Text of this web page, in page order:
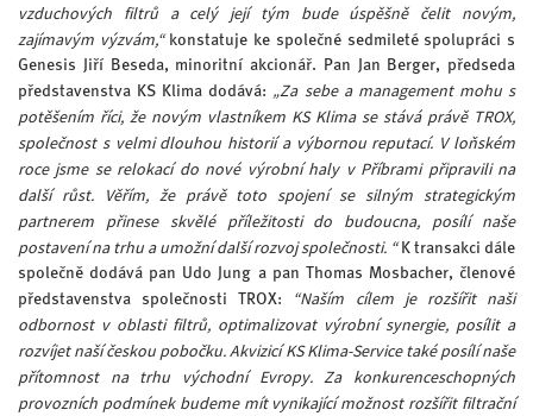
vzduchových filtrů a celý její tým bude úspěšně čelit novým,
zajímavým výzvám,“konstatuje ke společné sedmileté spolupráci s
Genesis Jiří Beseda, minoritní akcionář. Pan Jan Berger, předseda
představenstva KS Klima dodává: „Za sebe a management mohu s
potěšením říci, že novým vlastníkem KS Klima se stává právě TROX,
společnost s velmi dlouhou historií a výbornou reputací. V loňském
roce jsme se relokací do nové výrobní haly v Příbrami připravili na
další růst. Věřím, že právě toto spojení se silným strategickým
partnerem přinese skvělé příležitosti do budoucna, posílí naše
postavení na trhu a umožní další rozvoj společnosti. “ K transakci dále
společně dodává pan Udo Jung a pan Thomas Mosbacher, členové
představenstva společnosti TROX:
“Naším cílem je rozšířit naši
odbornost v oblasti filtrů, optimalizovat výrobní synergie, posílit a
rozvíjet naší českou pobočku. Akvizicí KS Klima-Service také posílí naše
přítomnost na trhu východní Evropy. Za konkurenceschopných
provozních podmínek budeme mít vynikající možnost rozšířit filtrační